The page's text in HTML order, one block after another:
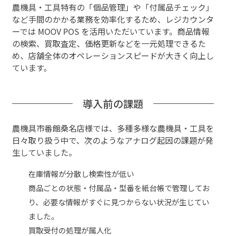
農機具・工具特有の「個品管理」や「付属品チェック」
など手間のかかる業務を効率化するため、レジカウンタ
ーでは MOOV POS を活用いただいています。商品情報
の検索、買取査定、価格更新などを一元処理できるた
め、店舗全体のオペレーションスピードが大きく向上し
ています。
導入前の課題
農機具市番館桑名店様では、多種多様な農機具・工具を
日々取り扱う中で、次のようなアナログ起因の課題が発
生していました。
在庫情報が分散し検索性が低い
商品ごとの状態・付属品・型番を紙台帳で管理してお
り、必要な情報がすぐに見つからない状況が生じてい
ました。
買取受付の処理が属人化